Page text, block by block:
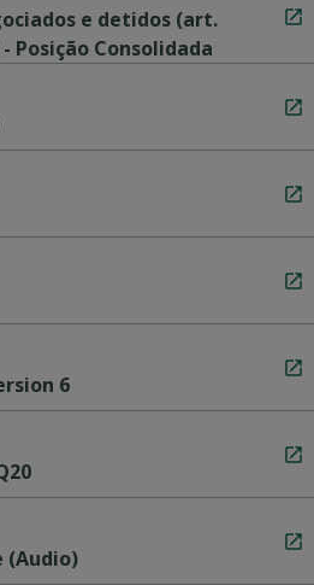
e detidos (art.
Posição Consolidada
6
(Audio)